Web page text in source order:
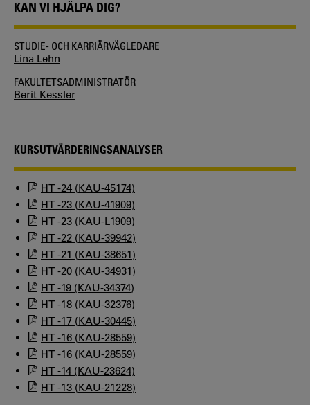
KAN VI HJÄLPA DIG?
STUDIE- OCH KARRIÄRVÄGLEDARE
Lina Lehn
FAKULTETSADMINISTRATÖR
Berit Kessler
KURSUTVÄRDERINGSANALYSER
HT -24 (KAU-45174)
HT -23 (KAU-41909)
HT -23 (KAU-L1909)
HT -22 (KAU-39942)
HT -21 (KAU-38651)
HT -20 (KAU-34931)
HT -19 (KAU-34374)
HT -18 (KAU-32376)
HT -17 (KAU-30445)
HT -16 (KAU-28559)
HT -16 (KAU-28559)
HT -14 (KAU-23624)
HT -13 (KAU-21228)